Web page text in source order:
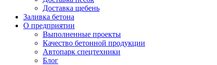
Доставка щебень
Заливка бетона
О предприятии
Выполненные проекты
Качество бетонной продукции
Автопарк спецтехники
Блог